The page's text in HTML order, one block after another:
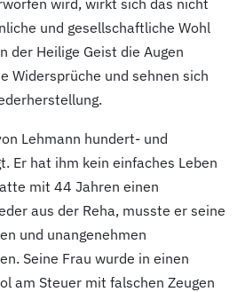
wird, wirkt sich das nicht
und gesellschaftliche Wohl
der Heilige Geist die Augen
Widersprüche und sehnen sich
Lehmann hundert- und
Er hat ihm kein einfaches Leben
mit 44 Jahren einen
aus der Reha, musste er seine
und unangenehmen
Seine Frau wurde in einen
am Steuer mit falschen Zeugen